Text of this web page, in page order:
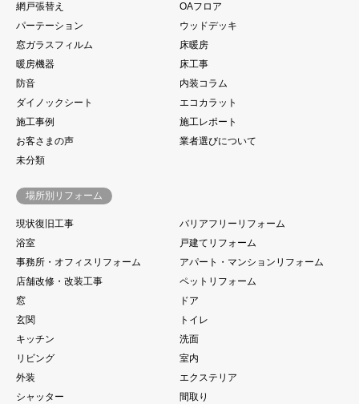
網戸張替え
OAフロア
パーテーション
ウッドデッキ
窓ガラスフィルム
床暖房
暖房機器
床工事
防音
内装コラム
ダイノックシート
エコカラット
施工事例
施工レポート
お客さまの声
業者選びについて
未分類
場所別リフォーム
現状復旧工事
バリアフリーリフォーム
浴室
戸建てリフォーム
事務所・オフィスリフォーム
アパート・マンションリフォーム
店舗改修・改装工事
ペットリフォーム
窓
ドア
玄関
トイレ
キッチン
洗面
リビング
室内
外装
エクステリア
シャッター
間取り